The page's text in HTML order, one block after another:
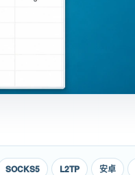
SOCKS5 L2TP 安卓